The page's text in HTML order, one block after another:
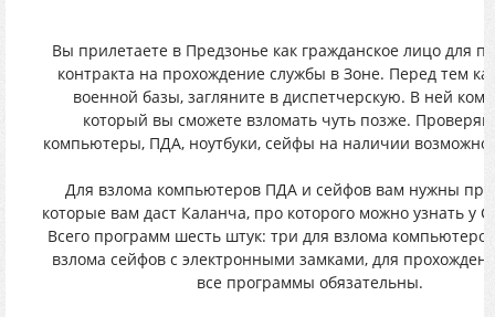
Вы прилетаете в Предзонье как гражданское лицо для
контракта на прохождение службы в Зоне. Перед тем
военной базы, загляните в диспетчерскую. В ней
который вы сможете взломать чуть позже.
компьютеры, ПДА, ноутбуки, сейфы на наличии
Для взлома компьютеров ПДА и сейфов вам нужны
которые вам даст Каланча, про которого можно узнать у
Всего программ шесть штук: три для взлома
взлома сейфов с электронными замками, для
все программы обязательны.